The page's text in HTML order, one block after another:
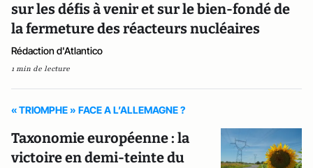
sur les défis à venir et sur le bien-fondé de
la fermeture des réacteurs nucléaires
Rédaction d'Atlantico
1 min de lecture
« TRIOMPHE » FACE A L’ALLEMAGNE ?
Taxonomie européenne : la
victoire en demi-teinte du